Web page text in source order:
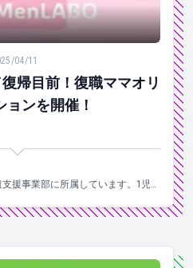
帰目前！復職ママオリエンテー
04/11
復帰目前！復職ママオリ
ョンを開催！
援事業部に所属しています。1児の